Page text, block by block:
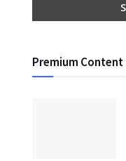
Premium Content